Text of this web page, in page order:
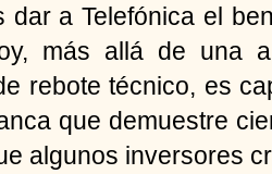
dar a Telefónica el
más allá de una
rebote técnico, es
que demuestre
algunos inversores